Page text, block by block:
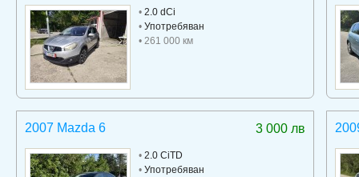
• 2.0 dCi
• Употребяван
• 261 000 км
3 000 лв
2007 Mazda 6
• 2.0 CiTD
• Употребяван